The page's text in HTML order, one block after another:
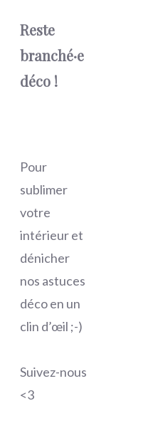
Reste
branché·e
déco !
Pour
sublimer
votre
intérieur et
dénicher
nos astuces
déco en un
clin d’œil ;-)
Suivez-nous
<3